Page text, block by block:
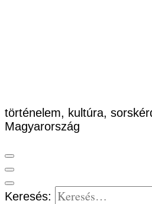
történelem, kultúra,
Magyarország
Keresés: